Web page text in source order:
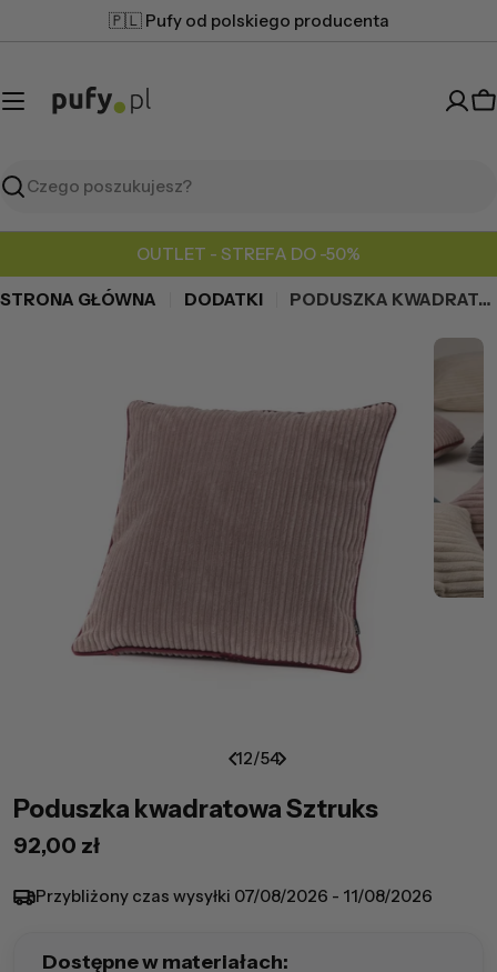
do
🇵🇱 Pufy od polskiego producenta
Szukaj
OUTLET - STREFA DO -50%
STRONA GŁÓWNA DODATKI PODUSZKA KWADRATOWA SZTRUKS
12/54
Poduszka kwadratowa Sztruks
Cena
92,00 zł
Przybliżony czas wysyłki 07/08/2026 - 11/08/2026
Dostępne w materiałach: